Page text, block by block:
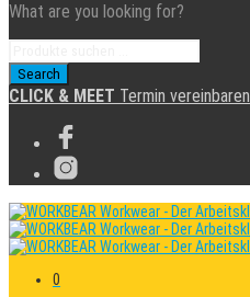
What are you looking for?
CLICK & MEET Termin vereinbaren
0